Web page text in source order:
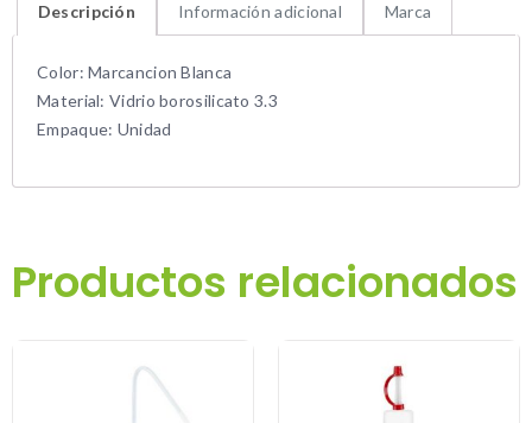
Descripción Información adicional Marca
Color: Marcancion Blanca
Material: Vidrio borosilicato 3.3
Empaque: Unidad
Productos relacionados